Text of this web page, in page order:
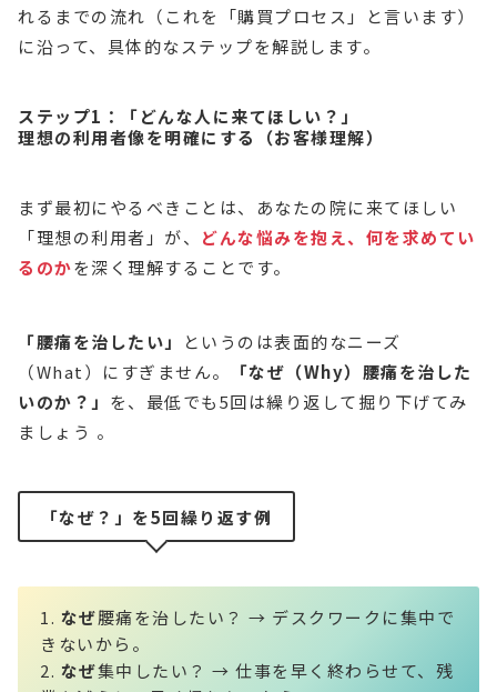
れるまでの流れ（これを「購買プロセス」と言います）
に沿って、具体的なステップを解説します。
ステップ1：「どんな人に来てほしい？」
理想の利用者像を明確にする（お客様理解）
まず最初にやるべきことは、あなたの院に来てほしい
「理想の利用者」が、 どんな悩みを抱え、何を求めてい
るのかを深く理解することです。
「腰痛を治したい」
というのは表面的なニーズ
（What）にすぎません。
「なぜ（Why）腰痛を治した
いのか？」 を、最低でも5回は繰り返して掘り下げてみ
ましょう 。
「なぜ？」を5回繰り返す例
なぜ腰痛を治したい？ → デスクワークに集中で
きないから。
なぜ集中したい？ → 仕事を早く終わらせて、残